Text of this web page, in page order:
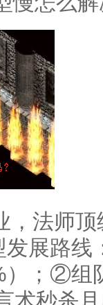
，法师
发展路
）；②